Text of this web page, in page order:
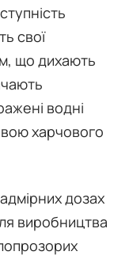
свої
що дихають
водні
харчового
дозах
виробництва